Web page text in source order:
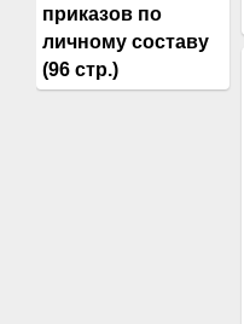
приказов по
личному составу
(96 стр.)